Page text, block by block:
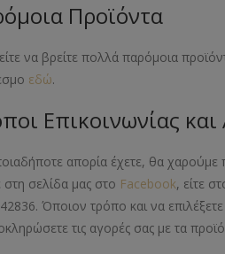
Προϊόντα
να βρείτε πολλά παρόμοια
εδώ.
Επικοινωνίας και
απορία έχετε, θα
στη σελίδα μας στο Facebook, είτε
Όποιον τρόπο και να
τις αγορές σας με τα